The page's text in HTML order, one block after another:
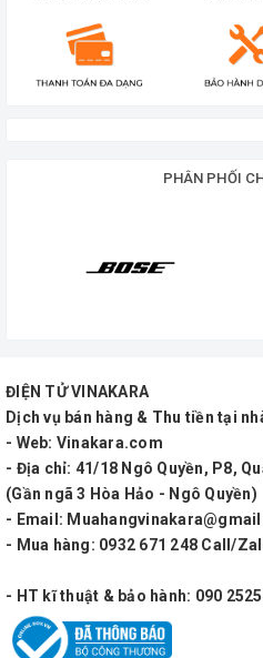
Đài FM : Có
Thời lượng pin : 4 – 8 giờ
Kích thước : x x cm
Bảo hành kỹ thuật : 12 tháng
PHÂN PHỐI
ĐIỆN TỬ VINAKARA
Dịch vụ bán hàng & Thu tiền tại
- Web: Vinakara.com
- Địa chỉ: 41/18 Ngô Quyền, P8,
(Gần ngã 3 Hòa Hảo - Ngô Quyền)
- Email:
- Mua hàng: 0932 671 248 Call/
- HT kĩ thuật & bảo hành: 090